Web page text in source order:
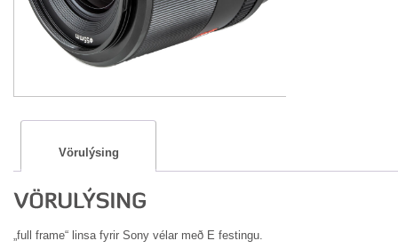
Vörulýsing
„full frame“ linsa fyrir Sony vélar með E festingu.